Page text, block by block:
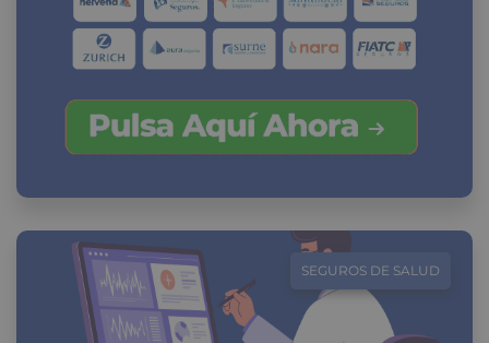
SEGUROS DE SALUD